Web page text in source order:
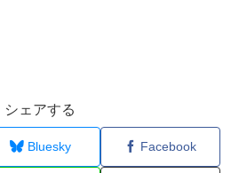
シェアする
Bluesky Facebook